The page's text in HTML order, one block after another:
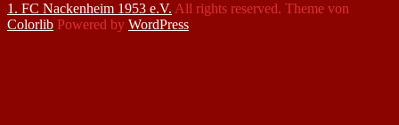
1. FC Nackenheim 1953 e.V. All rights reserved. Theme von
Colorlib Powered by WordPress